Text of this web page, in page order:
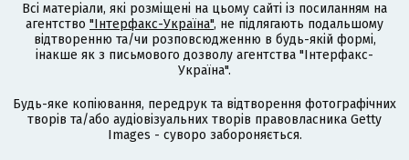
Всі матеріали, які розміщені на цьому сайті із посиланням на
агентство "Інтерфакс-Україна", не підлягають подальшому
відтворенню та/чи розповсюдженню в будь-якій формі,
інакше як з письмового дозволу агентства "Інтерфакс-
Україна".
Будь-яке копіювання, передрук та відтворення фотографічних
творів та/або аудіовізуальних творів правовласника Getty
Images - суворо забороняється.